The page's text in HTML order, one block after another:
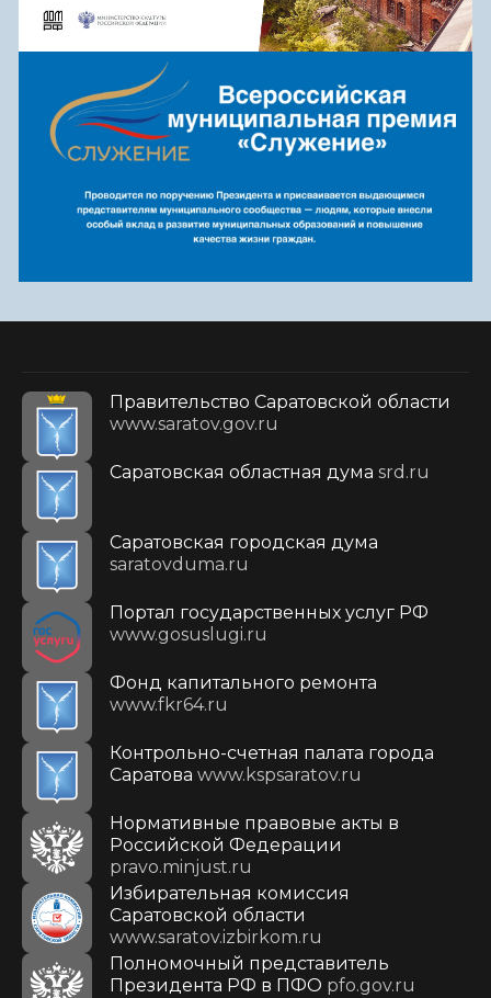
Правительство Саратовской области
www.saratov.gov.ru
Саратовская областная дума srd.ru
Саратовская городская дума
saratovduma.ru
Портал государственных услуг РФ
www.gosuslugi.ru
Фонд капитального ремонта
www.fkr64.ru
Контрольно-счетная палата города
Саратова www.kspsaratov.ru
Нормативные правовые акты в
Российской Федерации
pravo.minjust.ru
Избирательная комиссия
Саратовской области
www.saratov.izbirkom.ru
Полномочный представитель
Президента РФ в ПФО pfo.gov.ru